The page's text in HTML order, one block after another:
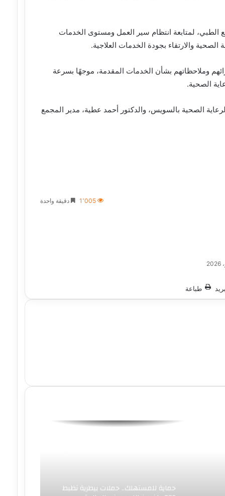
لمتابعة انتظام سير العمل ومستوى الخدمات
والارتقاء بجودة الخدمات العلاجية.
وملاحظاتهم بشأن الخدمات المقدمة، موجهًا بسرعة
الصحية.
الصحية بالسويس، والدكتور أحمد عطية، مدير المجمع
1٬005 دقيقة واحدة
طباعة
حماية للمستهلك.. حملات بيطرية تظبط